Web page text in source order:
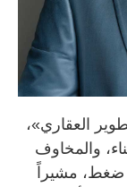
العقاري»،
والمخاوف
ضغط، مشيراً